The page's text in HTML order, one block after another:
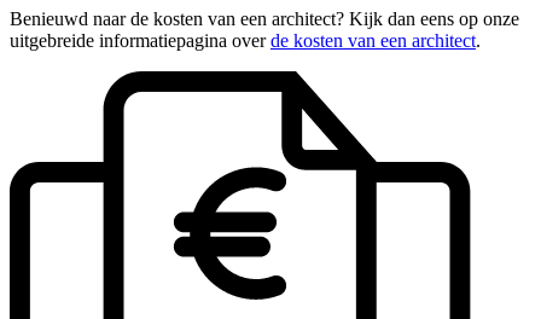
Benieuwd naar de kosten van een architect? Kijk dan eens op onze
uitgebreide informatiepagina overde kosten van een architect.